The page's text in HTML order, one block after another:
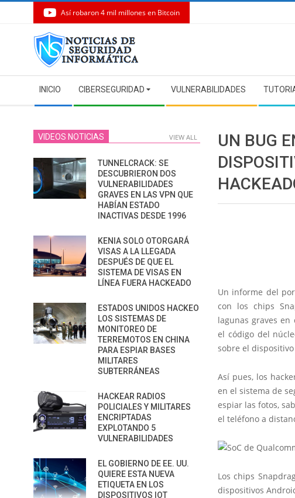
Así robaron 4 mil millones en Bitcoin
Navigation
Menu
INICIO CIBERSEGURIDAD VULNERABILIDADES
UN BUG
Un informe del
con los chips
lagunas graves
el código del
sobre el
Así pues, los
en el sistema de
espiar las fotos,
el teléfono a
Los chips
dispositivos
VIDEOS NOTICIAS VIEW ALL
TUNNELCRACK: SE
DESCUBRIERON DOS
VULNERABILIDADES
GRAVES EN LAS VPN QUE
HABÍAN ESTADO
INACTIVAS DESDE 1996
KENIA SOLO OTORGARÁ
VISAS A LA LLEGADA
DESPUÉS DE QUE EL
SISTEMA DE VISAS EN
LÍNEA FUERA HACKEADO
ESTADOS UNIDOS HACKEO
LOS SISTEMAS DE
MONITOREO DE
TERREMOTOS EN CHINA
PARA ESPIAR BASES
MILITARES
SUBTERRÁNEAS
HACKEAR RADIOS
POLICIALES Y MILITARES
ENCRIPTADAS
EXPLOTANDO 5
VULNERABILIDADES
EL GOBIERNO DE EE. UU.
QUIERE ESTA NUEVA
ETIQUETA EN LOS
DISPOSITIVOS IOT